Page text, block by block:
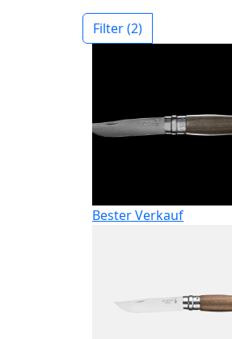
Filter(2)
Bester Verkauf